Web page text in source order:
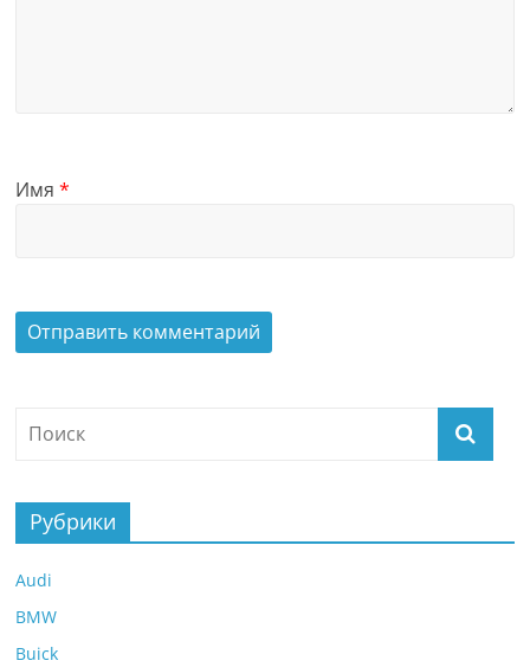
Имя*
Рубрики
Audi
BMW
Buick